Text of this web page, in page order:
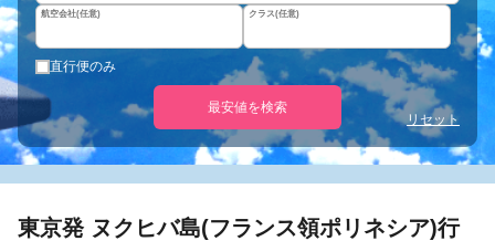
航空会社(任意) クラス(任意)
直行便のみ
最安値を検索
リセット
東京発 ヌクヒバ島(フランス領ポリネシア)行